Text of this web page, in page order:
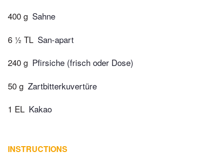
400 g Sahne
6 ½ TL San-apart
240 g Pfirsiche (frisch oder Dose)
50 g Zartbitterkuvertüre
1 EL Kakao
INSTRUCTIONS